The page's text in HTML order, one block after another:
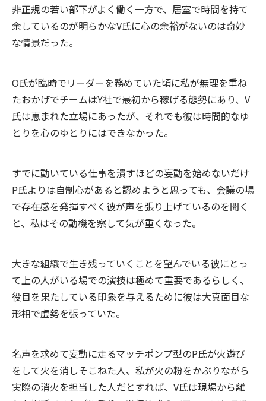
非正規の若い部下がよく働く一方で、居室で時間を持て
余しているのが明らかなV氏に心の余裕がないのは奇妙
な情景だった。
O氏が臨時でリーダーを務めていた頃に私が無理を重ね
たおかげでチームはY社で最初から稼げる態勢にあり、V
氏は恵まれた立場にあったが、それでも彼は時間的なゆ
とりを心のゆとりにはできなかった。
すでに動いている仕事を潰すほどの妄動を始めないだけ
P氏よりは自制心があると認めようと思っても、会議の場
で存在感を発揮すべく彼が声を張り上げているのを聞く
と、私はその動機を察して気が重くなった。
大きな組織で生き残っていくことを望んでいる彼にとっ
て上の人がいる場での演技は極めて重要であるらしく、
役目を果たしている印象を与えるために彼は大真面目な
形相で虚勢を張っていた。
名声を求めて妄動に走るマッチポンプ型のP氏が火遊び
をして火を消しそこねた人、私が火の粉をかぶりながら
実際の消火を担当した人だとすれば、V氏は現場から離